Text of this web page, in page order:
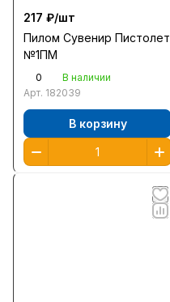
217 ₽/шт
Пилом Сувенир Пистолет
№1ПМ
0
В наличии
Арт. 182039
В корзину